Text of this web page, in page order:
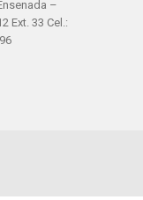
–
Ext. 33 Cel.: